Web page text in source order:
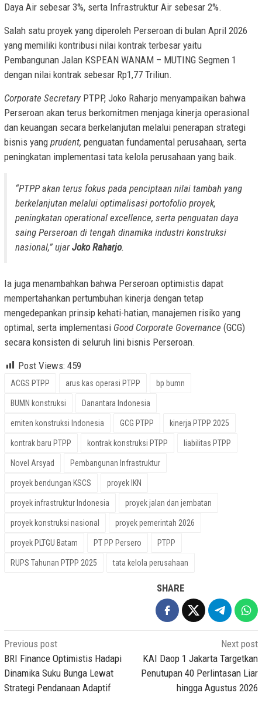
Daya Air sebesar 3%, serta Infrastruktur Air sebesar 2%.
Salah satu proyek yang diperoleh Perseroan di bulan April 2026
yang memiliki kontribusi nilai kontrak terbesar yaitu
Pembangunan Jalan KSPEAN WANAM – MUTING Segmen 1
dengan nilai kontrak sebesar Rp1,77 Triliun.
Corporate Secretary PTPP, Joko Raharjo menyampaikan bahwa
Perseroan akan terus berkomitmen menjaga kinerja operasional
dan keuangan secara berkelanjutan melalui penerapan strategi
bisnis yang prudent, penguatan fundamental perusahaan, serta
peningkatan implementasi tata kelola perusahaan yang baik.
“PTPP akan terus fokus pada penciptaan nilai tambah yang
berkelanjutan melalui optimalisasi portofolio proyek,
peningkatan operational excellence, serta penguatan daya
saing Perseroan di tengah dinamika industri konstruksi
nasional,” ujarJoko Raharjo.
Ia juga menambahkan bahwa Perseroan optimistis dapat
mempertahankan pertumbuhan kinerja dengan tetap
mengedepankan prinsip kehati-hatian, manajemen risiko yang
optimal, serta implementasi Good Corporate Governance (GCG)
secara konsisten di seluruh lini bisnis Perseroan.
Post Views: 459
ACGS PTPP arus kas operasi PTPP bp bumn
BUMN konstruksi Danantara Indonesia
emiten konstruksi Indonesia GCG PTPP kinerja PTPP 2025
kontrak baru PTPP kontrak konstruksi PTPP liabilitas PTPP
Novel Arsyad Pembangunan Infrastruktur
proyek bendungan KSCS proyek IKN
proyek infrastruktur Indonesia proyek jalan dan jembatan
proyek konstruksi nasional proyek pemerintah 2026
proyek PLTGU Batam PT PP Persero PTPP
RUPS Tahunan PTPP 2025 tata kelola perusahaan
SHARE
Post
navigation
Previous post
BRI Finance Optimistis Hadapi
Dinamika Suku Bunga Lewat
Strategi Pendanaan Adaptif
Next post
KAI Daop 1 Jakarta Targetkan
Penutupan 40 Perlintasan Liar
hingga Agustus 2026